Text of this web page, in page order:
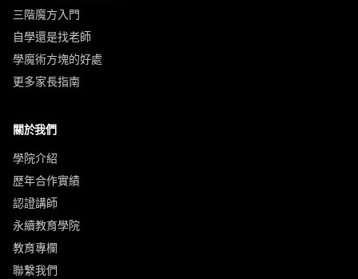
三階魔方入門
自學還是找老師
學魔術方塊的好處
更多家長指南
關於我們
學院介紹
歷年合作實績
認證講師
永續教育學院
教育專欄
聯繫我們